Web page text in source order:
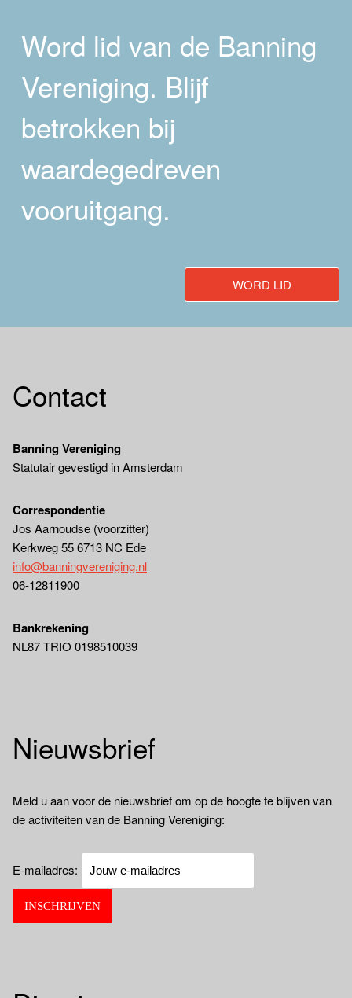
Word lid van de Banning
Vereniging. Blijf
betrokken bij
waardegedreven
vooruitgang.
WORD LID
Contact
Banning Vereniging
Statutair gevestigd in Amsterdam
Correspondentie
Jos Aarnoudse (voorzitter)
Kerkweg 55 6713 NC Ede
info@banningvereniging.nl
06-12811900
Bankrekening
NL87 TRIO 0198510039
Nieuwsbrief
Meld u aan voor de nieuwsbrief om op de hoogte te blijven van
de activiteiten van de Banning Vereniging:
E-mailadres: